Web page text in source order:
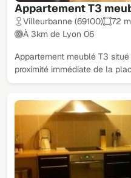
Appartement T3
Villeurbanne (69100) 72
À 3km de Lyon 06
Appartement meublé T3 situé
proximité immédiate de la